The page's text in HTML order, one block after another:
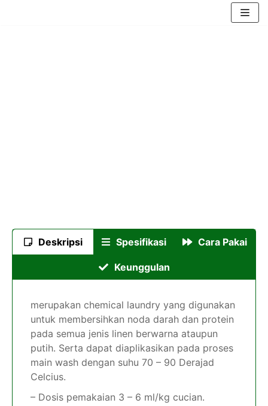
Deskripsi Spesifikasi Cara Pakai
Keunggulan
merupakan chemical laundry yang digunakan
untuk membersihkan noda darah dan protein
pada semua jenis linen berwarna ataupun
putih. Serta dapat diaplikasikan pada proses
main wash dengan suhu 70 – 90 Derajad
Celcius.
– Dosis pemakaian 3 – 6 ml/kg cucian.